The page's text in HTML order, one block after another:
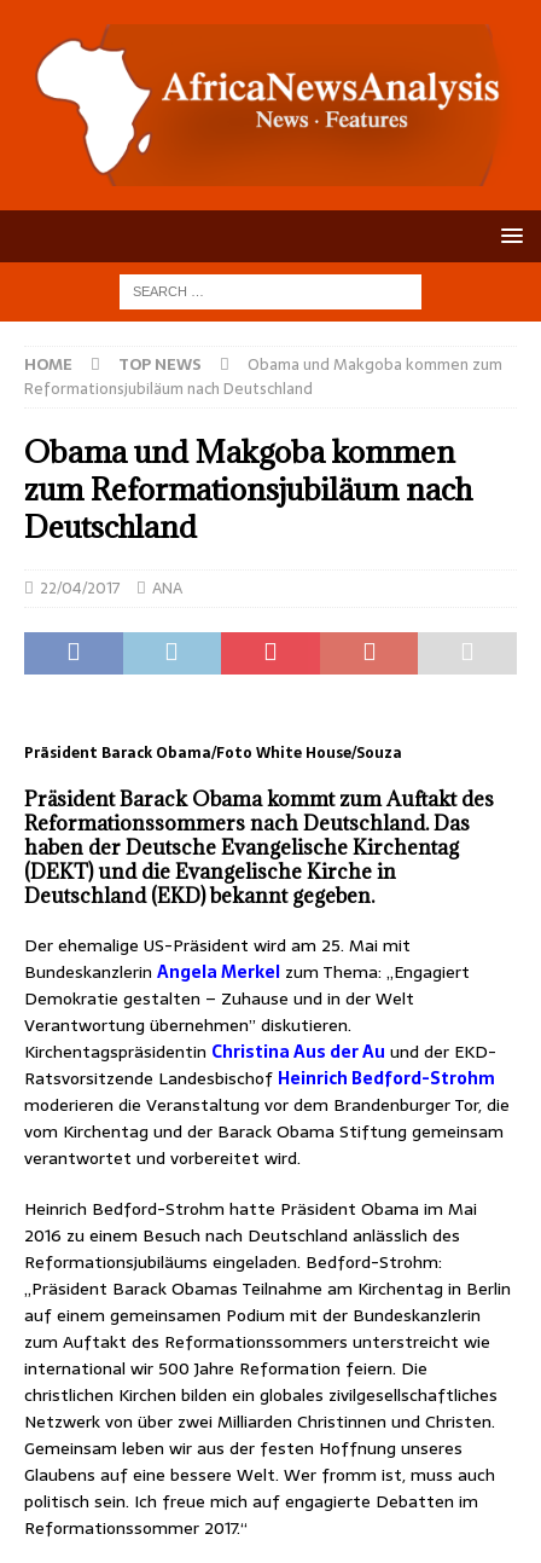
HOME TOP NEWS
Obama und Makgoba kommen zum
Reformationsjubiläum nach Deutschland
Obama und Makgoba kommen
zum Reformationsjubiläum nach
Deutschland
22/04/2017 ANA
Präsident Barack Obama/Foto White House/Souza
Präsident Barack Obama kommt zum Auftakt des
Reformationssommers nach Deutschland. Das
haben der Deutsche Evangelische Kirchentag
(DEKT) und die Evangelische Kirche in
Deutschland (EKD) bekannt gegeben.
Der ehemalige US-Präsident wird am 25. Mai mit
Bundeskanzlerin Angela Merkel zum Thema: „Engagiert
Demokratie gestalten – Zuhause und in der Welt
Verantwortung übernehmen” diskutieren.
Kirchentagspräsidentin Christina Aus der Au und der EKD-
Ratsvorsitzende Landesbischof Heinrich Bedford-Strohm
moderieren die Veranstaltung vor dem Brandenburger Tor, die
vom Kirchentag und der Barack Obama Stiftung gemeinsam
verantwortet und vorbereitet wird.
Heinrich Bedford-Strohm hatte Präsident Obama im Mai
2016 zu einem Besuch nach Deutschland anlässlich des
Reformationsjubiläums eingeladen. Bedford-Strohm:
„Präsident Barack Obamas Teilnahme am Kirchentag in Berlin
auf einem gemeinsamen Podium mit der Bundeskanzlerin
zum Auftakt des Reformationssommers unterstreicht wie
international wir 500 Jahre Reformation feiern. Die
christlichen Kirchen bilden ein globales zivilgesellschaftliches
Netzwerk von über zwei Milliarden Christinnen und Christen.
Gemeinsam leben wir aus der festen Hoffnung unseres
Glaubens auf eine bessere Welt. Wer fromm ist, muss auch
politisch sein. Ich freue mich auf engagierte Debatten im
Reformationssommer 2017.“